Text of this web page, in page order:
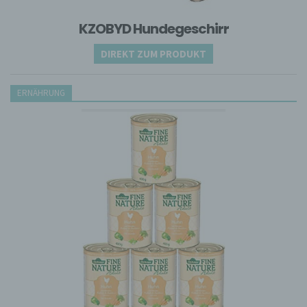
KZOBYD Hundegeschirr
DIREKT ZUM PRODUKT
ERNÄHRUNG
der Gefahrenabwehr im Falle von Angriffen auf
Bei der Nutzung dieser allgemeinen Daten und
Informationen ziehen wird keine Rückschlüsse auf
vielmehr benötigt, um (1) die Inhalte unserer
unserer Internetseite sowie die Werbung für diese
zu optimieren, (3) die dauerhafte
Funktionsfähigkeit unserer
informationstechnologischen Systeme und der
Technik unserer Internetseite zu gewährleisten
sowie (4) um Strafverfolgungsbehörden im Falle
eines Cyberangriffes die zur Strafverfolgung
notwendigen Informationen bereitzustellen. Diese
anonym erhobenen Daten und Informationen
werden durch uns daher einerseits statistisch und
ferner mit dem Ziel ausgewertet, den Datenschutz
und die Datensicherheit in unserem Unternehmen
zu erhöhen, um letztlich ein optimales
Schutzniveau für die von uns verarbeiteten